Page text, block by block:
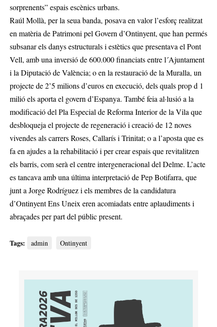
sorprenents” espais escènics urbans.
Raúl Mollà, per la seua banda, posava en valor l’esforç realitzat
en matèria de Patrimoni pel Govern d’Ontinyent, que han permés
subsanar els danys estructurals i estètics que presentava el Pont
Vell, amb una inversió de 600.000 financiats entre l´Ajuntament
i la Diputació de València; o en la restauració de la Muralla, un
projecte de 2’5 milions d’euros en execució, dels quals prop d 1
milió els aporta el govern d’Espanya. També feia al·lusió a la
modificació del Pla Especial de Reforma Interior de la Vila que
desbloqueja el projecte de regeneració i creació de 12 noves
vivendes als carrers Roses, Callarís i Trinitat; o a l’aposta que es
fa en ajudes a la rehabilitació i per crear espais que revitalitzen
els barris, com serà el centre intergeneracional del Delme. L’acte
es tancava amb una última interpretació de Pep Botifarra, que
junt a Jorge Rodríguez i els membres de la candidatura
d’Ontinyent Ens Uneix eren acomiadats entre aplaudiments i
abraçades per part del públic present.
Tags: admin Ontinyent